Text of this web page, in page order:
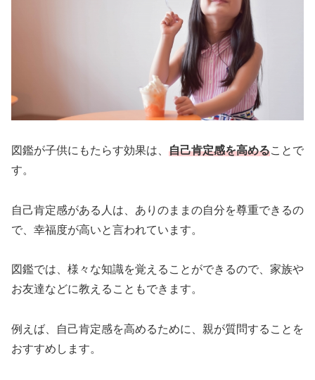
図鑑が子供にもたらす効果は、 自己肯定感を高めることで
す。
自己肯定感がある人は、ありのままの自分を尊重できるの
で、幸福度が高いと言われています。
図鑑では、様々な知識を覚えることができるので、家族や
お友達などに教えることもできます。
例えば、自己肯定感を高めるために、親が質問することを
おすすめします。